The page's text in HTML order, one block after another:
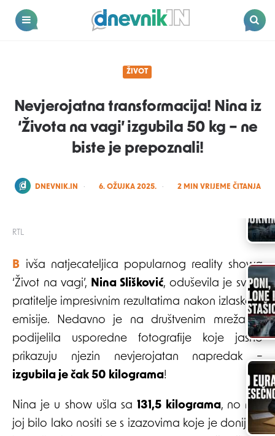
Dnevnik.in
RTL
ŽIVOT
Nevjerojatna transformacija! Nina iz
‘Života na vagi’ izgubila 50 kg – ne
biste je prepoznali!
POSTED
DNEVNIK.IN 6. OŽUJKA 2025. 2MIN VRIJEME ČITANJA
Bivša natjecateljica popularnog reality showa
‘Život na vagi’, Nina Slišković, oduševila je svoje
pratitelje impresivnim rezultatima nakon izlaska iz
emisije. Nedavno je na društvenim mrežama
podijelila usporedne fotografije koje jasno
prikazuju njezin nevjerojatan napredak –
izgubila je čak 50 kilograma!
Nina je u show ušla sa 131,5 kilograma, no nije
joj bilo lako nositi se s izazovima koje je donijela